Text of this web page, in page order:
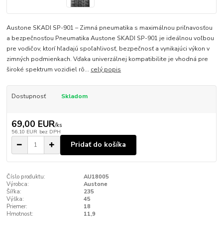
Austone SKADI SP-901 – Zimná pneumatika s maximálnou priľnavosťou
a bezpečnosťou Pneumatika Austone SKADI SP-901 je ideálnou voľbou
pre vodičov, ktorí hľadajú spoľahlivosť, bezpečnosť a vynikajúci výkon v
zimných podmienkach. Vďaka univerzálnej kompatibilite je vhodná pre
široké spektrum vozidiel rô... celý popis
Dostupnosť Skladom
69,00 EUR/ks
56,10 EUR bez DPH
Pridať do košíka
Číslo produktu:
AU18005
Výrobca:
Austone
Šířka:
235
Výška:
45
Priemer:
18
Hmotnost:
11,9